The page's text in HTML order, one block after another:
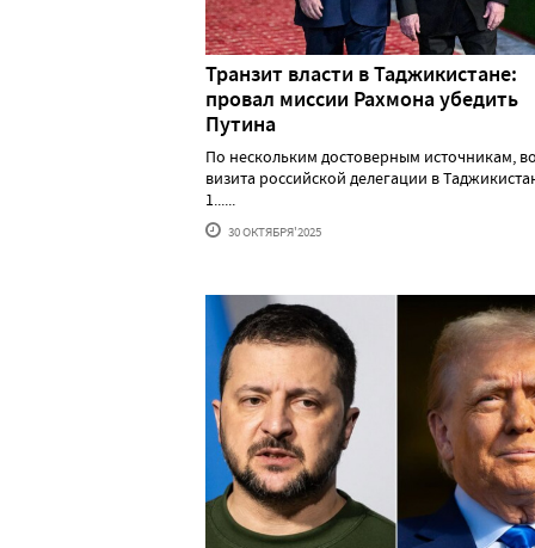
Транзит власти в Таджикистане:
провал миссии Рахмона убедить
Путина
По нескольким достоверным источникам,
визита российской делегации в
1......
30 ОКТЯБРЯ'2025